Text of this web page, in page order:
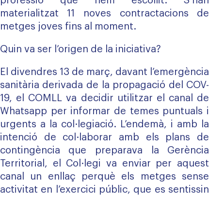
materialitzat 11 noves contractacions de
metges joves fins al moment.
Quin va ser l’origen de la iniciativa?
El divendres 13 de març, davant l’emergència
sanitària derivada de la propagació del COV-
19, el COMLL va decidir utilitzar el canal de
Whatsapp per informar de temes puntuals i
urgents a la col·legiació. L’endemà, i amb la
intenció de col·laborar amb els plans de
contingència que preparava la Gerència
Territorial, el Col·legi va enviar per aquest
canal un enllaç perquè els metges sense
activitat en l’exercici públic, que es sentissin